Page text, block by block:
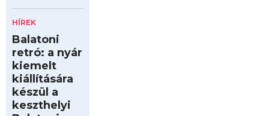
HÍREK
Balatoni
retró: a nyár
kiemelt
kiállítására
készül a
keszthelyi